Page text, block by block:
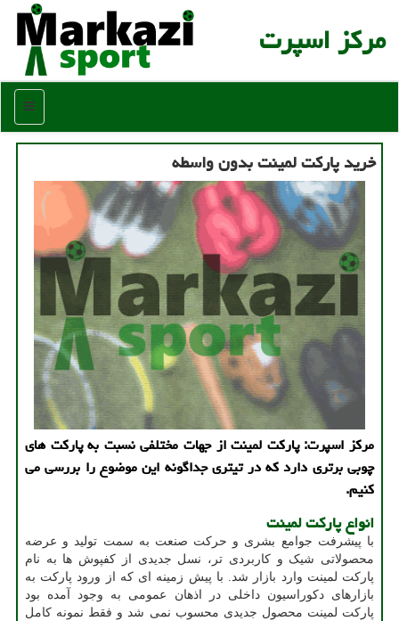
مركز اسپرت
منو
خرید پاركت لمینت بدون واسطه
مركز اسپرت: پاركت لمینت از جهات مختلفی نسبت به پاركت های
چوبی برتری دارد كه در تیتری جداگونه این موضوع را بررسی می
كنیم.
انواع پارکت لمینت
با پیشرفت جوامع بشری و حرکت صنعت به سمت تولید و عرضه
محصولاتی شیک و کاربردی تر، نسل جدیدی از کفپوش ها به نام
پارکت لمینت وارد بازار شد. با پیش زمینه ای که از ورود پارکت به
بازارهای دکوراسیون داخلی در اذهان عمومی به وجود آمده بود
پارکت لمینت محصول جدیدی محسوب نمی شد و فقط نمونه کامل